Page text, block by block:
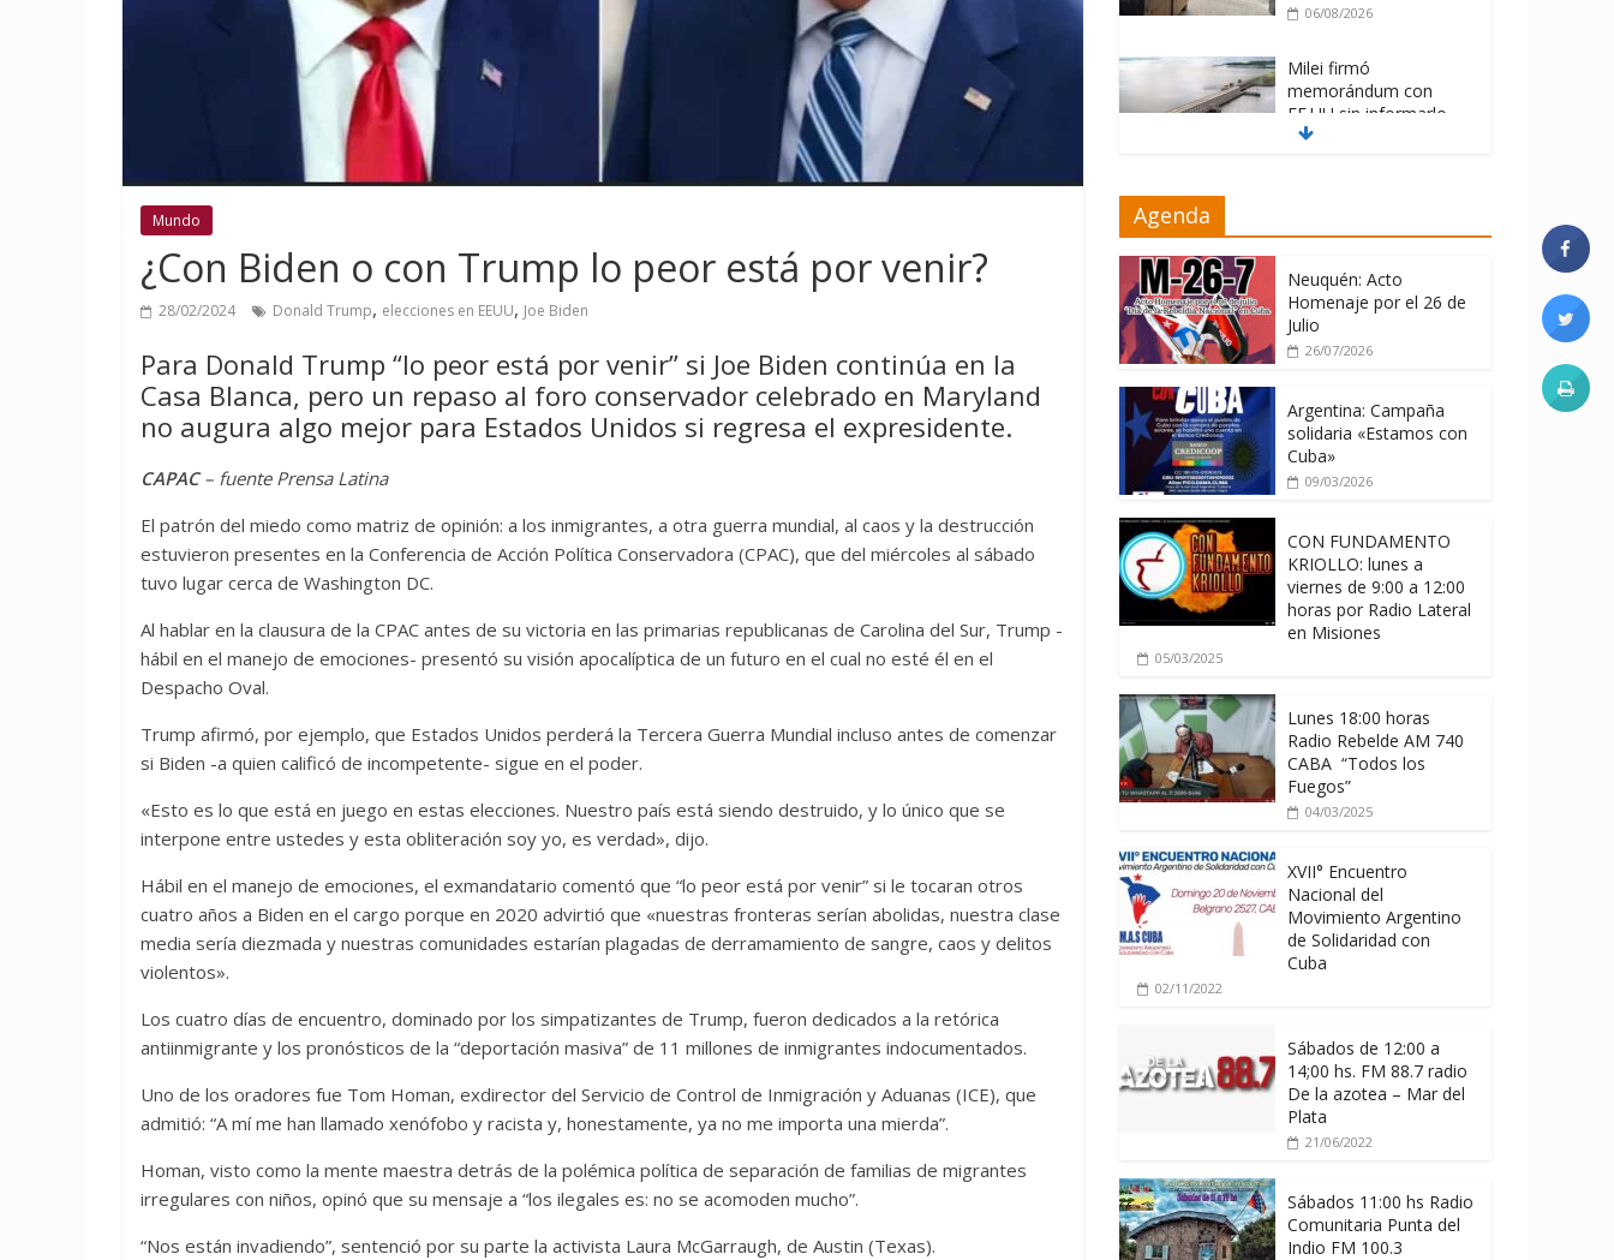
Mundo
¿Con Biden o con Trump lo peor está por venir?
28/02/2024 Donald Trump, elecciones en EEUU, Joe Biden
Para Donald Trump “lo peor está por venir” si Joe Biden continúa en la
Casa Blanca, pero un repaso al foro conservador celebrado en Maryland
no augura algo mejor para Estados Unidos si regresa el expresidente.
CAPAC– fuente Prensa Latina
El patrón del miedo como matriz de opinión: a los inmigrantes, a otra guerra mundial, al caos y la destrucción
estuvieron presentes en la Conferencia de Acción Política Conservadora (CPAC), que del miércoles al sábado
tuvo lugar cerca de Washington DC.
Al hablar en la clausura de la CPAC antes de su victoria en las primarias republicanas de Carolina del Sur, Trump -
hábil en el manejo de emociones- presentó su visión apocalíptica de un futuro en el cual no esté él en el
Despacho Oval.
Trump afirmó, por ejemplo, que Estados Unidos perderá la Tercera Guerra Mundial incluso antes de comenzar
si Biden -a quien calificó de incompetente- sigue en el poder.
«Esto es lo que está en juego en estas elecciones. Nuestro país está siendo destruido, y lo único que se
interpone entre ustedes y esta obliteración soy yo, es verdad», dijo.
Hábil en el manejo de emociones, el exmandatario comentó que “lo peor está por venir” si le tocaran otros
cuatro años a Biden en el cargo porque en 2020 advirtió que «nuestras fronteras serían abolidas, nuestra clase
media sería diezmada y nuestras comunidades estarían plagadas de derramamiento de sangre, caos y delitos
violentos».
Los cuatro días de encuentro, dominado por los simpatizantes de Trump, fueron dedicados a la retórica
antiinmigrante y los pronósticos de la “deportación masiva” de 11 millones de inmigrantes indocumentados.
Uno de los oradores fue Tom Homan, exdirector del Servicio de Control de Inmigración y Aduanas (ICE), que
admitió: “A mí me han llamado xenófobo y racista y, honestamente, ya no me importa una mierda”.
Homan, visto como la mente maestra detrás de la polémica política de separación de familias de migrantes
irregulares con niños, opinó que su mensaje a “los ilegales es: no se acomoden mucho”.
“Nos están invadiendo”, sentenció por su parte la activista Laura McGarraugh, de Austin (Texas).
06/08/2026
Milei firmó
memorándum con
EE.UU sin informarlo
04/08/2026
EEUU contra Cuba
cooperación militar con
Rusia y China
06/08/2026
Agenda
Neuquén: Acto
Homenaje por el 26 de
Julio
26/07/2026
Argentina: Campaña
solidaria «Estamos con
Cuba»
09/03/2026
CON FUNDAMENTO
KRIOLLO: lunes a
viernes de 9:00 a 12:00
horas por Radio Lateral
en Misiones
05/03/2025
Lunes 18:00 horas
Radio Rebelde AM 740
CABA “Todos los
Fuegos”
04/03/2025
XVII° Encuentro
Nacional del
Movimiento Argentino
de Solidaridad con
Cuba
02/11/2022
Sábados de 12:00 a
14;00 hs. FM 88.7 radio
De la azotea – Mar del
Plata
21/06/2022
Sábados 11:00 hs Radio
Comunitaria Punta del
Indio FM 100.3